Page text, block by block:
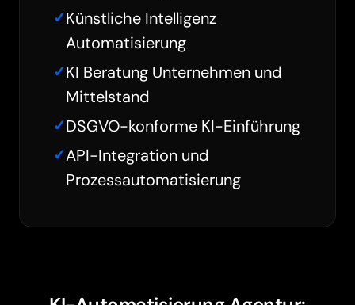
Künstliche Intelligenz
Automatisierung
KI Beratung Unternehmen und
Mittelstand
DSGVO-konforme KI-Einführung
API-Integration und
Prozessautomatisierung